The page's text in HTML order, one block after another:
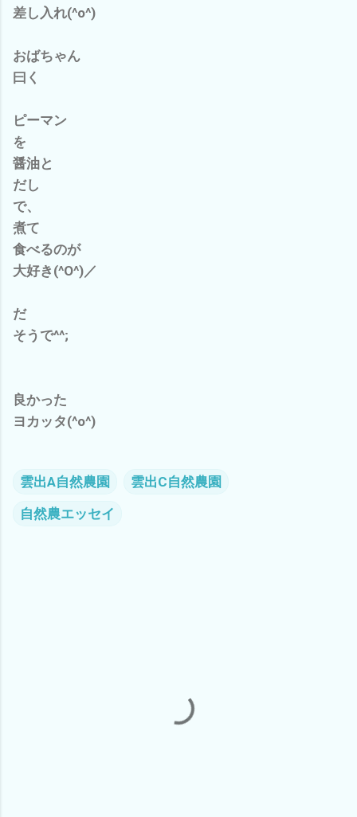
差し入れ(^o^)
おばちゃん
曰く
ピーマン
を
醤油と
だし
で、
煮て
食べるのが
大好き(^O^)／
だ
そうで^^;
良かった
ヨカッタ(^o^)
雲出A自然農園
雲出C自然農園
自然農エッセイ